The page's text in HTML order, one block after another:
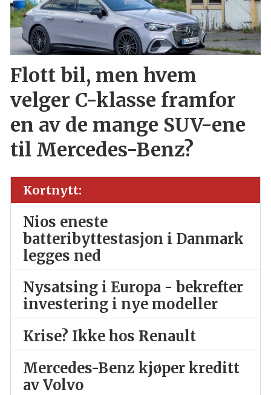
Flott bil, men hvem
velger C-klasse framfor
en av de mange SUV-ene
til Mercedes-Benz?
Kortnytt:
Nios eneste
batteribyttestasjon i Danmark
legges ned
Nysatsing i Europa - bekrefter
investering i nye modeller
Krise? Ikke hos Renault
Mercedes-Benz kjøper kreditt
av Volvo